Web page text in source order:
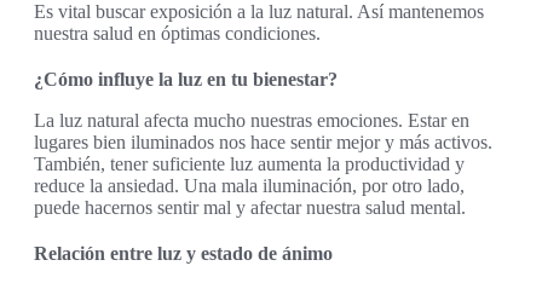
Es vital buscar exposición a la luz natural. Así mantenemos
nuestra salud en óptimas condiciones.
¿Cómo influye la luz en tu bienestar?
La luz natural afecta mucho nuestras emociones. Estar en
lugares bien iluminados nos hace sentir mejor y más activos.
También, tener suficiente luz aumenta la productividad y
reduce la ansiedad. Una mala iluminación, por otro lado,
puede hacernos sentir mal y afectar nuestra salud mental.
Relación entre luz y estado de ánimo